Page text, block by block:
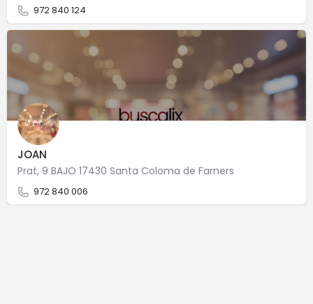
972 840 124
JOAN
Prat, 9 BAJO 17430 Santa Coloma de Farners
972 840 006